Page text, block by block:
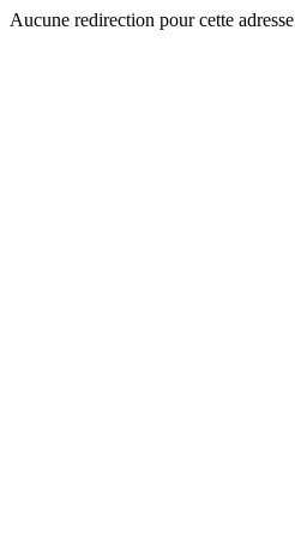
Aucune redirection pour cette adresse